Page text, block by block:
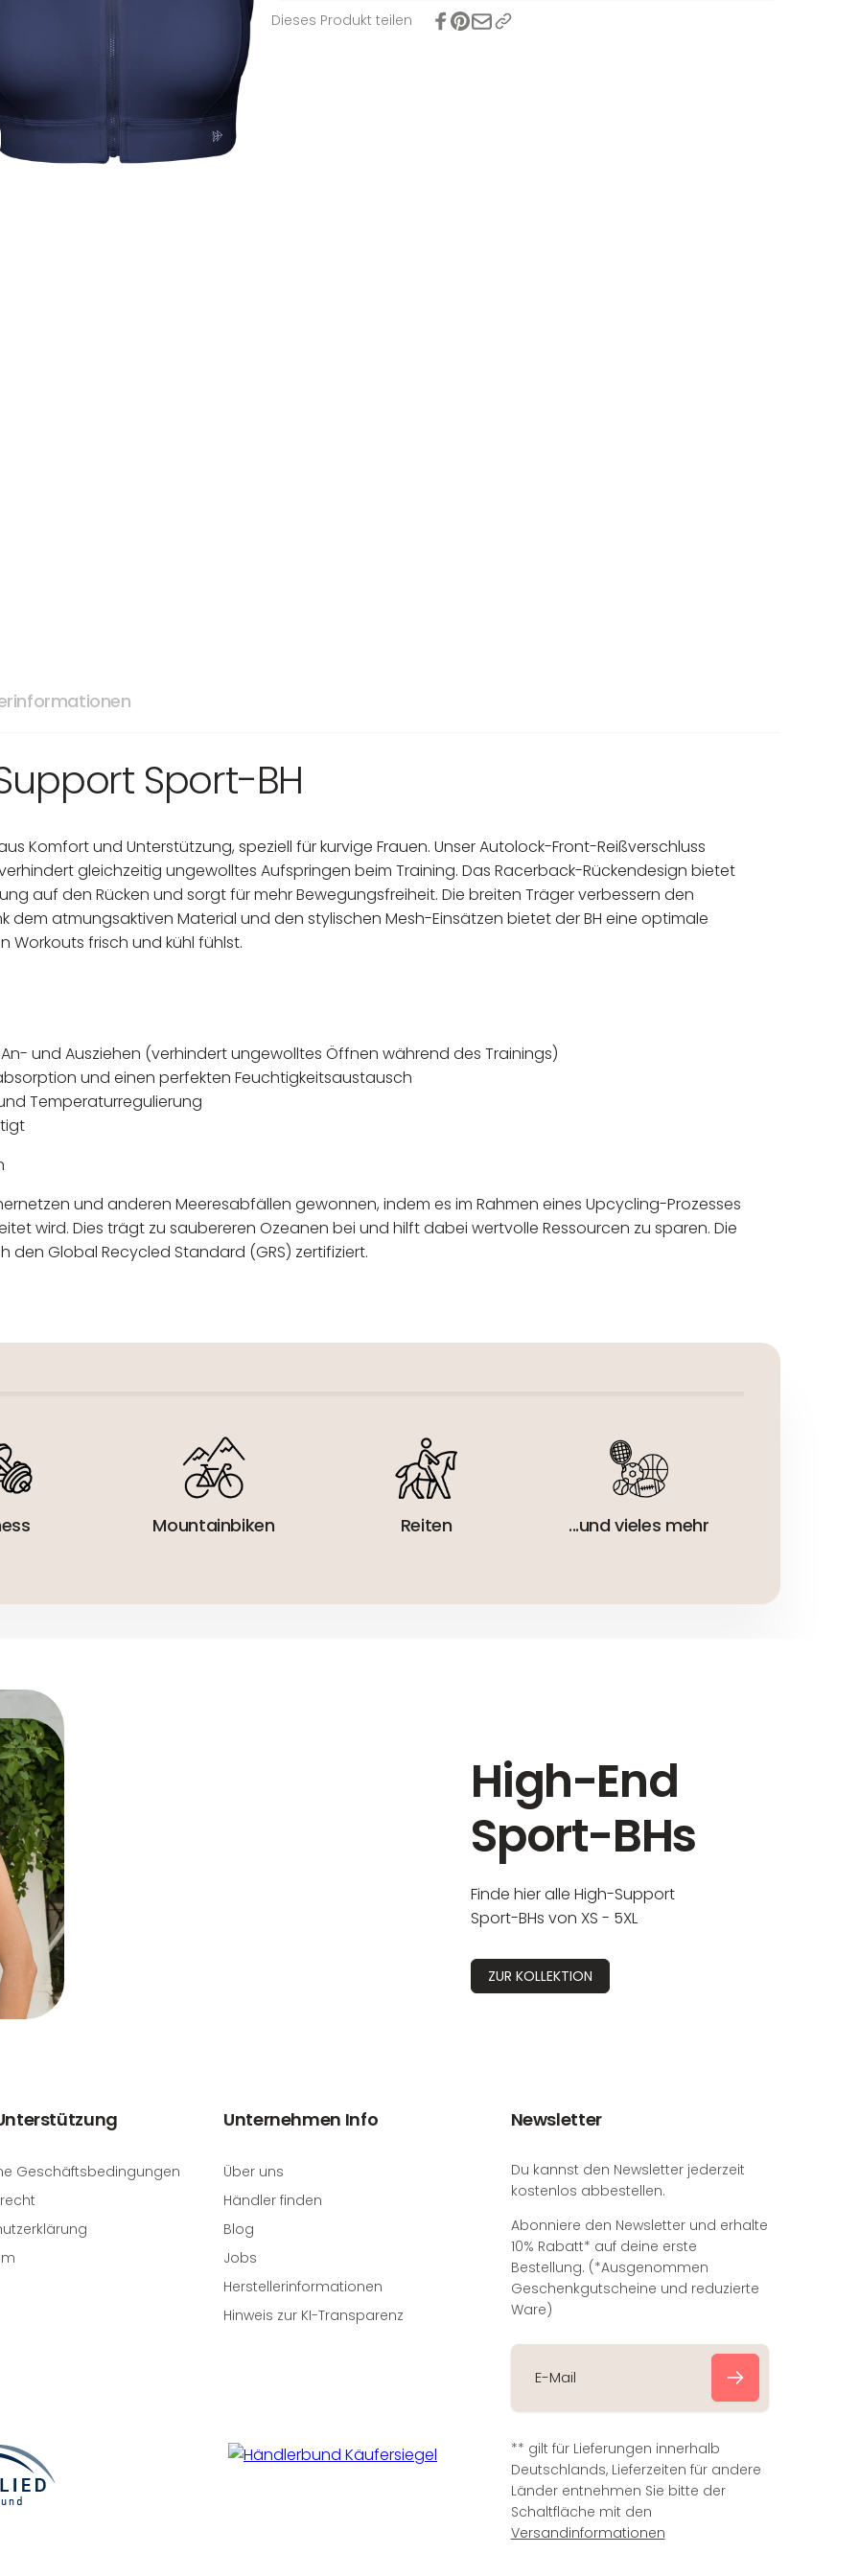
Dieses Produkt teilen
Sport-BH
Komfort und Unterstützung, speziell für kurvige Frauen. Unser Autolock-Front-Reißverschluss
gleichzeitig ungewolltes Aufspringen beim Training. Das Racerback-Rückendesign bietet
auf den Rücken und sorgt für mehr Bewegungsfreiheit. Die breiten Träger verbessern den
dem atmungsaktiven Material und den stylischen Mesh-Einsätzen bietet der BH eine optimale
Workouts frisch und kühl fühlst.
und Ausziehen (verhindert ungewolltes Öffnen während des Trainings)
und einen perfekten Feuchtigkeitsaustausch
Temperaturregulierung
und anderen Meeresabfällen gewonnen, indem es im Rahmen eines Upcycling-Prozesses
wird. Dies trägt zu saubereren Ozeanen bei und hilft dabei wertvolle Ressourcen zu sparen. Die
den Global Recycled Standard (GRS) zertifiziert.
verantwortlicher Wirtschaftsakteur:
Mountainbiken Reiten ...und vieles mehr
High-End
Sport-BHs
Finde hier alle High-Support
Sport-BHs von XS - 5XL
ZUR KOLLEKTION
Geschäftsbedingungen
Unternehmen Info
Über uns
Händler finden
Blog
Jobs
Herstellerinformationen
Hinweis zur KI-Transparenz
Newsletter
Du kannst den Newsletter jederzeit
kostenlos abbestellen.
Abonniere den Newsletter und erhalte
10% Rabatt* auf deine erste
Bestellung. (*Ausgenommen
Geschenkgutscheine und reduzierte
Ware)
E
M
a
i
l
** gilt für Lieferungen innerhalb
Deutschlands, Lieferzeiten für andere
Länder entnehmen Sie bitte der
Schaltfläche mit den
Versandinformationen